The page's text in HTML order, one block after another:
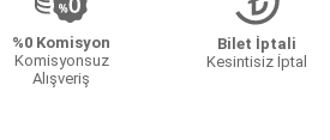
%0 Komisyon
Komisyonsuz
Alışveriş
Bilet İptali
Kesintisiz İptal